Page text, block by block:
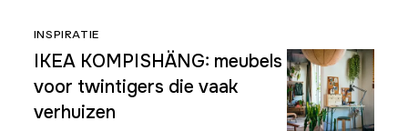
INSPIRATIE
IKEA KOMPISHÄNG: meubels
voor twintigers die vaak
verhuizen